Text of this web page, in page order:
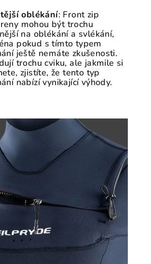
oblékání: Front zip
mohou být trochu
na oblékání a svlékání,
pokud s tímto typem
ještě nemáte zkušenosti.
trochu cviku, ale jakmile si
zjistíte, že tento typ
nabízí vynikající výhody.